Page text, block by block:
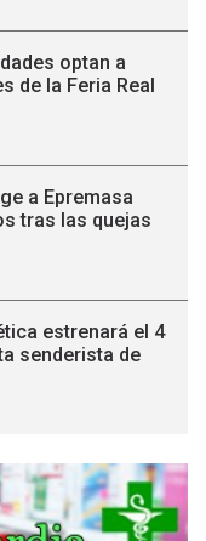
optan a
de la Feria Real
a Epremasa
tras las quejas
estrenará el 4
senderista de